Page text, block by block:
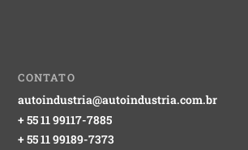
CONTATO
autoindustria@autoindustria.com.br
+ 55 11 99117-7885
+ 55 11 99189-7373